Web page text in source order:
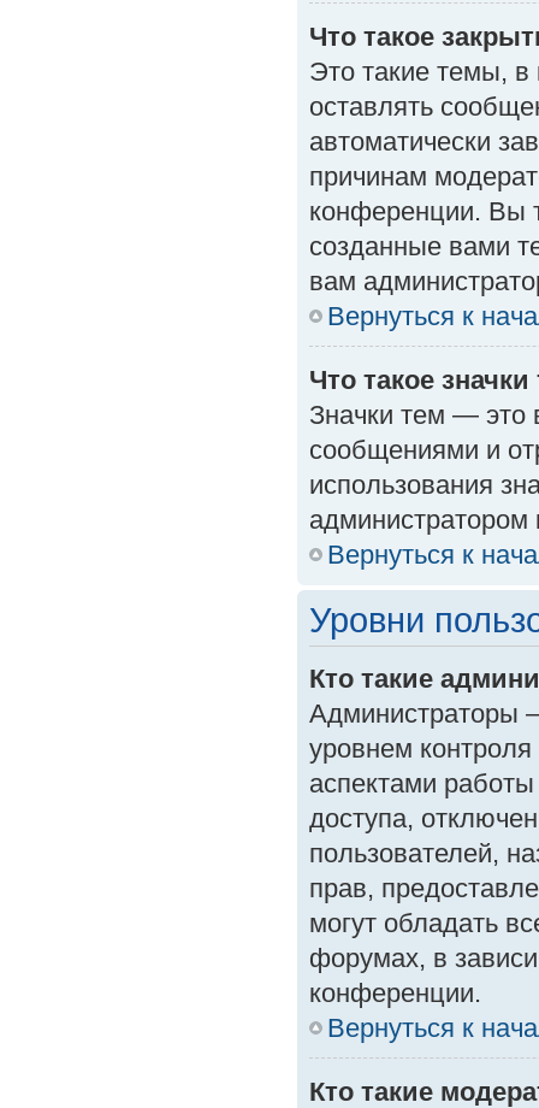
Что такое
Это такие темы, в
оставлять
автоматически
причинам
конференции. Вы
созданные вами
вам
Вернуться к
Что такое значки
Значки тем — это
сообщениями и
использования
Вернуться к
Уровни
Кто такие
Администраторы
уровнем
аспектами
доступа,
пользователей,
прав,
могут обладать
форумах, в
конференции.
Вернуться к
Кто такие